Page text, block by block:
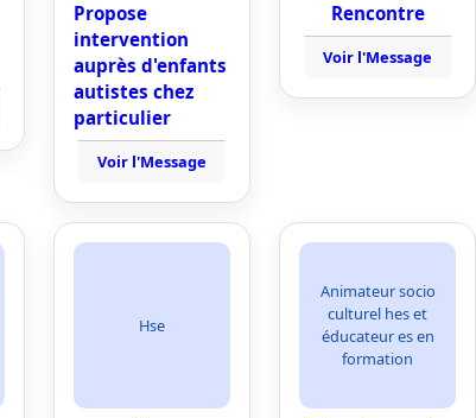
Propose
intervention
auprès d'enfants
autistes chez
particulier
Voir l'Message
Hse
Rencontre
Voir l'Message
Animateur socio
culturel hes et
éducateur es en
formation